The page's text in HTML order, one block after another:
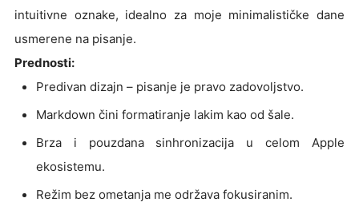
intuitivne oznake, idealno za moje minimalističke dane
usmerene na pisanje.
Prednosti:
Predivan dizajn – pisanje je pravo zadovoljstvo.
Markdown čini formatiranje lakim kao od šale.
Brza i pouzdana sinhronizacija u celom Apple
ekosistemu.
Režim bez ometanja me održava fokusiranim.